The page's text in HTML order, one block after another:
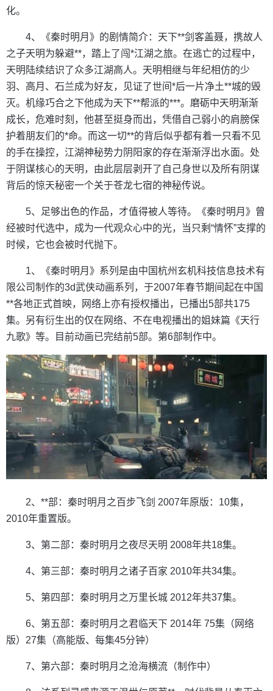
化。
4、《秦时明月》的剧情简介：天下**剑客盖聂，携故人
之子天明为躲避**，踏上了闯*江湖之旅。在逃亡的过程中，
天明陆续结识了众多江湖高人。天明相继与年纪相仿的少
羽、高月、石兰成为好友，见证了世间*后一片净土**城的毁
灭。机缘巧合之下他成为天下**帮派的***。磨砺中天明渐渐
成长，危难时刻，他甚至挺身而出，凭借自己弱小的肩膀保
护着朋友们的*命。而这一切**的背后似乎都有着一只看不见
的手在操控，江湖神秘势力阴阳家的存在渐渐浮出水面。处
于阴谋核心的天明，由此层层剥开了自己身世以及所有阴谋
背后的惊天秘密一个关于苍龙七宿的神秘传说。
5、足够出色的作品，才值得被人等待。《秦时明月》曾
经被时代选中，成为一代观众心中的光，当只剩“情怀”支撑的
时候，它也会被时代抛下。
1、《秦时明月》系列是由中国杭州玄机科技信息技术有
限公司制作的3d武侠动画系列，于2007年春节期间起在中国
**各地正式首映，网络上亦有授权播出，已播出5部共175
集。另有衍生出的仅在网络、不在电视播出的姐妹篇《天行
九歌》等。目前动画已完结前5部。第6部制作中。
2、**部：秦时明月之百步飞剑 2007年原版：10集，
2010年重置版。
3、第二部：秦时明月之夜尽天明 2008年共18集。
4、第三部：秦时明月之诸子百家 2010年共34集。
5、第四部：秦时明月之万里长城 2012年共37集。
6、第五部：秦时明月之君临天下 2014年 75集（网络
版）27集（高能版、每集45分钟）
7、第六部：秦时明月之沧海横流（制作中）